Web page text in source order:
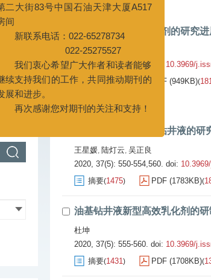
专论
极性吸附钻井液润滑剂的研究
李公让,王承俊
2020, 37(5): 541-549.
10.3969/
摘要(2060) PDF (949KB)(
钻井液
抗220℃高密度油基钻井液的研
王星媛, 陆灯云, 吴正良
2020, 37(5): 550-554,560. doi:
摘要(1475) PDF (1783KB)(
油基钻井液新型高效乳化剂的
杜坤
2020, 37(5): 555-560. doi: 10.3969/
摘要(1431) PDF (1708KB)(
25275527
心希望广大作者和读者能够
们的工作，共同推动期刊的
感谢您对期刊的关注和支持！